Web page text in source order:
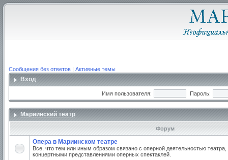
Сообщения без ответов | Активные темы
Вход
Имя пользователя: Пароль:
Мариинский театр
Форум
Опера в Мариинском театре
Все, что тем или иным образом связано с оперной деятельностью
концертными представлениями оперных спектаклей.